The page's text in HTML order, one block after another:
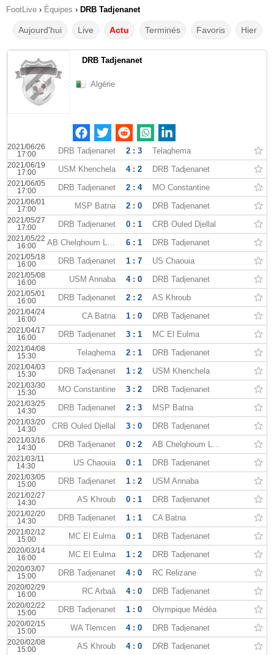
FootLive › Équipes › DRB Tadjenanet
Aujourd'hui Live Actu Terminés Favoris Hier
DRB Tadjenanet
Algérie
2021/06/26
17:00
DRB Tadjenanet 2 : 3 Telaghema
2021/06/19
17:00
USM Khenchela 4 : 2 DRB Tadjenanet
2021/06/05
17:00
DRB Tadjenanet 2 : 4 MO Constantine
2021/06/01
17:00
MSP Batna 2 : 0 DRB Tadjenanet
2021/05/27
17:00
DRB Tadjenanet 0 : 1 CRB Ouled Djellal
2021/05/22
16:00
AB Chelghoum Laïd 6 : 1 DRB Tadjenanet
2021/05/18
16:00
DRB Tadjenanet 1 : 7 US Chaouia
2021/05/08
16:00
USM Annaba 4 : 0 DRB Tadjenanet
2021/05/01
16:00
DRB Tadjenanet 2 : 2 AS Khroub
2021/04/24
16:00
CA Batna 1 : 0 DRB Tadjenanet
2021/04/17
16:00
DRB Tadjenanet 3 : 1 MC El Eulma
2021/04/08
15:30
Telaghema 2 : 1 DRB Tadjenanet
2021/04/03
15:30
DRB Tadjenanet 1 : 2 USM Khenchela
2021/03/30
15:30
MO Constantine 3 : 2 DRB Tadjenanet
2021/03/25
14:30
DRB Tadjenanet 2 : 3 MSP Batna
2021/03/20
14:30
CRB Ouled Djellal 3 : 0 DRB Tadjenanet
2021/03/16
14:30
DRB Tadjenanet 0 : 2 AB Chelghoum Laïd
2021/03/11
14:30
US Chaouia 0 : 1 DRB Tadjenanet
2021/03/05
15:00
DRB Tadjenanet 1 : 2 USM Annaba
2021/02/27
14:30
AS Khroub 0 : 1 DRB Tadjenanet
2021/02/20
14:30
DRB Tadjenanet 1 : 1 CA Batna
2021/02/12
15:00
MC El Eulma 0 : 1 DRB Tadjenanet
2020/03/14
16:00
MC El Eulma 1 : 2 DRB Tadjenanet
2020/03/07
15:00
DRB Tadjenanet 4 : 0 RC Relizane
2020/02/29
16:00
RC Arbaâ 4 : 0 DRB Tadjenanet
2020/02/22
15:00
DRB Tadjenanet 1 : 0 Olympique Médéa
2020/02/15
15:00
WA Tlemcen 4 : 0 DRB Tadjenanet
2020/02/08
15:00
AS Khroub 4 : 0 DRB Tadjenanet